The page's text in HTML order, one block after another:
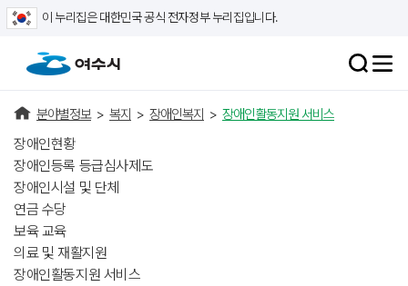
이 누리집은 대한민국 공식 전자정부 누리집입니다.
분야별정보 > 복지 > 장애인복지 > 장애인활동지원 서비스
장애인현황
장애인등록 등급심사제도
장애인시설 및 단체
연금 수당
보육 교육
의료 및 재활지원
장애인활동지원 서비스